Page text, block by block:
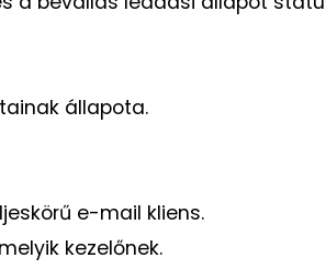
állapota.
e-mail kliens.
kezelőnek.